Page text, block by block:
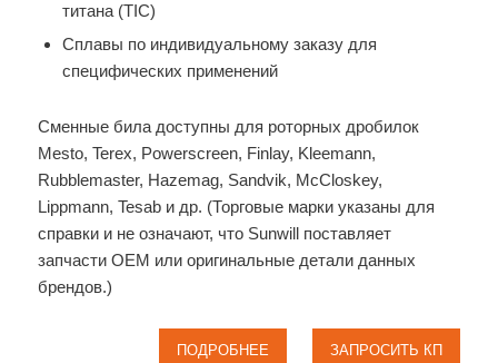
титана (TIC)
Сплавы по индивидуальному заказу для
специфических применений
Сменные била доступны для роторных дробилок
Mesto, Terex, Powerscreen, Finlay, Kleemann,
Rubblemaster, Hazemag, Sandvik, McCloskey,
Lippmann, Tesab и др. (Торговые марки указаны для
справки и не означают, что Sunwill поставляет
запчасти OEM или оригинальные детали данных
брендов.)
ПОДРОБНЕЕ ЗАПРОСИТЬ КП